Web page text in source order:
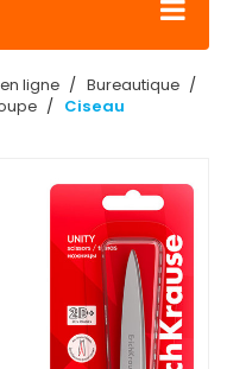
ligne
Bureautique
Ciseau